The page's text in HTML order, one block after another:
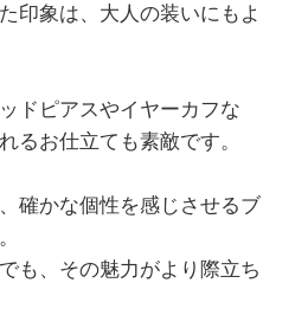
印象は、大人の装いにもよ
ドピアスやイヤーカフな
るお仕立ても素敵です。
確かな個性を感じさせるブ
も、その魅力がより際立ち